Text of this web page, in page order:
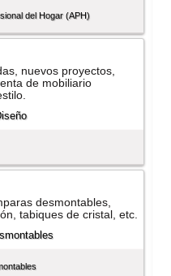
del Hogar (APH)
nuevos proyectos,
de mobiliario
desmontables,
tabiques de cristal, etc.